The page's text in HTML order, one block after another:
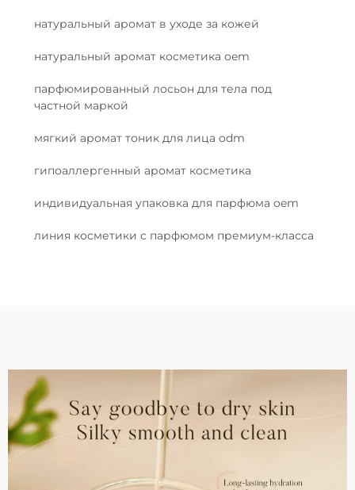
натуральный аромат в уходе за кожей
натуральный аромат косметика oem
парфюмированный лосьон для тела под
частной маркой
мягкий аромат тоник для лица odm
гипоаллергенный аромат косметика
индивидуальная упаковка для парфюма oem
линия косметики с парфюмом премиум-класса